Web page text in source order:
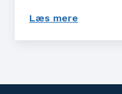
Læs mere